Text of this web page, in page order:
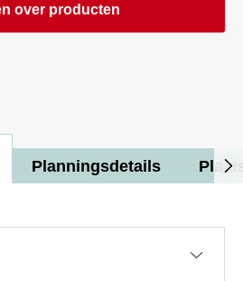
over producten
Planningsdetails